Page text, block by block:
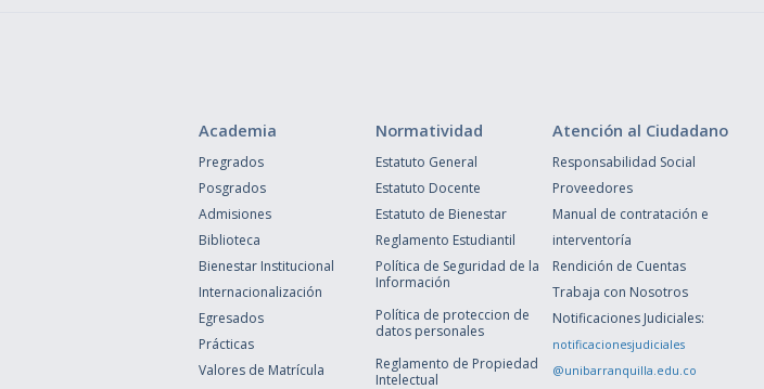
Academia
Pregrados
Posgrados
Admisiones
Biblioteca
Bienestar Institucional
Internacionalización
Egresados
Prácticas
Valores de Matrícula
Normatividad
Estatuto General
Estatuto Docente
Estatuto de Bienestar
Reglamento Estudiantil
Política de Seguridad de la
Información
Política de proteccion de
datos personales
Reglamento de Propiedad
Intelectual
Atención al Ciudadano
Responsabilidad Social
Proveedores
Manual de contratación e
interventoría
Rendición de Cuentas
Trabaja con Nosotros
Notificaciones Judiciales:
notificacionesjudiciales
@unibarranquilla.edu.co